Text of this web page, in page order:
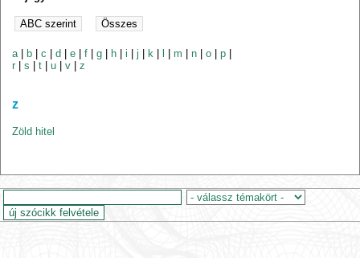
a| b |c |d |e |f |g h |i |j k |m |n |o |p
r |s |t |u |v |z
z
Zöld hitel